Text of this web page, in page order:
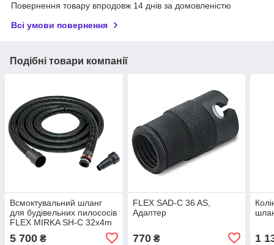
Повернення товару впродовж 14 днів за домовленістю
Всі умови повернення
Подібні товари компанії
Всмоктувальний шланг
для будівельних пилососів
FLEX MIRKA SH-C 32x4m
5 700 ₴
FLEX SAD-C 36 AS,
Адаптер
770₴ 1